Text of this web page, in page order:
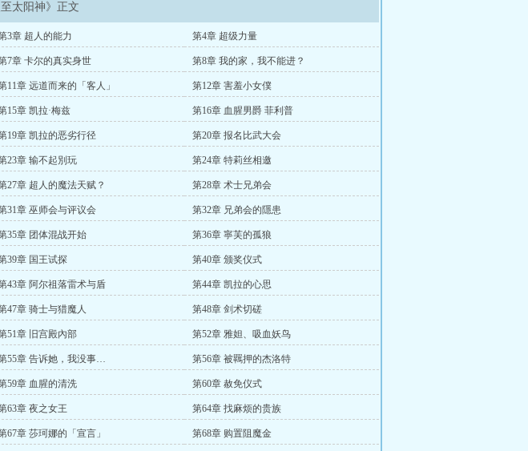
太阳神》正文
3章 超人的能力 第4章 超级力量
7章 卡尔的真实身世 第8章 我的家，我不能进？
11章 远道而来的「客人」 第12章 害羞小女僕
15章 凯拉·梅兹 第16章 血腥男爵 菲利普
19章 凯拉的恶劣行径 第20章 报名比武大会
23章 输不起別玩 第24章 特莉丝相邀
27章 超人的魔法天赋？ 第28章 术士兄弟会
31章 巫师会与评议会 第32章 兄弟会的隱患
35章 团体混战开始 第36章 寧芙的孤狼
39章 国王试探 第40章 颁奖仪式
43章 阿尔祖落雷术与盾 第44章 凯拉的心思
47章 骑士与猎魔人 第48章 剑术切磋
51章 旧宫殿內部 第52章 雅妲、吸血妖鸟
55章 告诉她，我没事… 第56章 被羈押的杰洛特
59章 血腥的清洗 第60章 赦免仪式
63章 夜之女王 第64章 找麻烦的贵族
67章 莎珂娜的「宣言」 第68章 购置阻魔金